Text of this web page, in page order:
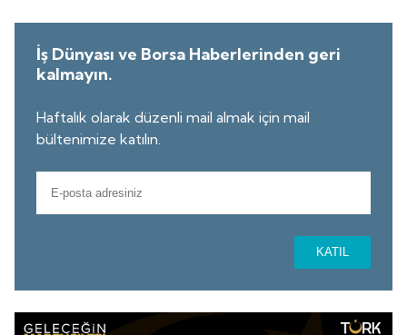
İş Dünyası ve Borsa Haberlerinden geri
kalmayın.
Haftalık olarak düzenli mail almak için mail
bültenimize katılın.
KATIL